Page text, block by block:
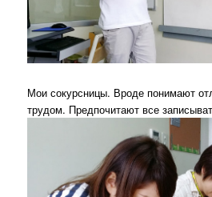
Мои сокурсницы. Вроде понимают
трудом. Предпочитают все